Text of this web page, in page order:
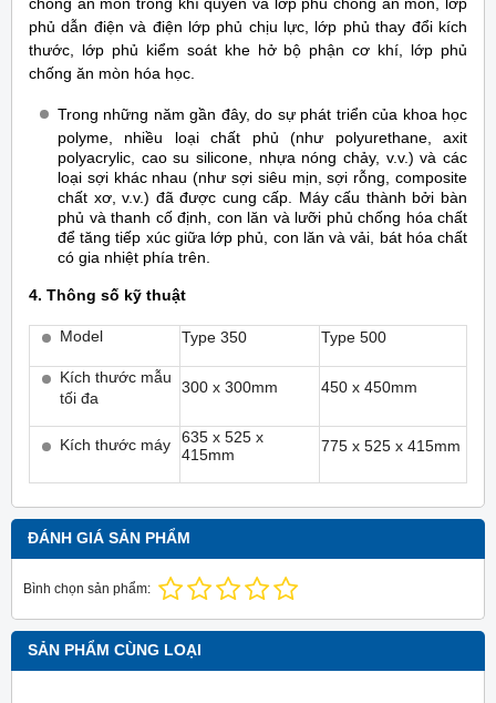
phủ dẫn điện và điện lớp phủ chịu lực, lớp phủ thay đổi kích
thước, lớp phủ kiểm soát khe hở bộ phận cơ khí, lớp phủ
chống ăn mòn hóa học.
Trong những năm gần đây, do sự phát triển của khoa học
polyme, nhiều loại chất phủ (như polyurethane, axit
polyacrylic, cao su silicone, nhựa nóng chảy, v.v.) và các
loại sợi khác nhau (như sợi siêu mịn, sợi rỗng, composite
chất xơ, v.v.) đã được cung cấp. Máy cấu thành bởi bàn
phủ và thanh cố định, con lăn và lưỡi phủ chống hóa chất
để tăng tiếp xúc giữa lớp phủ, con lăn và vải, bát hóa chất
có gia nhiệt phía trên.
4. Thông số kỹ thuật
Model Type 350 Type 500
Kích thước mẫu
tối đa
300 x 300mm 450 x 450mm
Kích thước máy
635 x 525 x
415mm
775 x 525 x 415mm
ĐÁNH GIÁ SẢN PHẨM
Bình chọn sản phẩm:
SẢN PHẨM CÙNG LOẠI